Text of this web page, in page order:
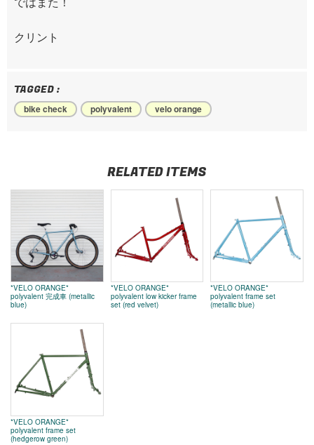
クリント
TAGGED :
bike check polyvalent velo orange
RELATED ITEMS
*VELO ORANGE*
polyvalent 完成車 (metallic
blue)
*VELO ORANGE*
polyvalent low kicker frame
set (red velvet)
*VELO ORANGE*
polyvalent frame set
(metallic blue)
*VELO ORANGE*
polyvalent frame set
(hedgerow green)